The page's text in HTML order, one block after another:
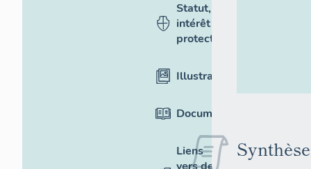
Statut,
intérêt et
protection
Illustrations
Documentation
Liens
Synthèse